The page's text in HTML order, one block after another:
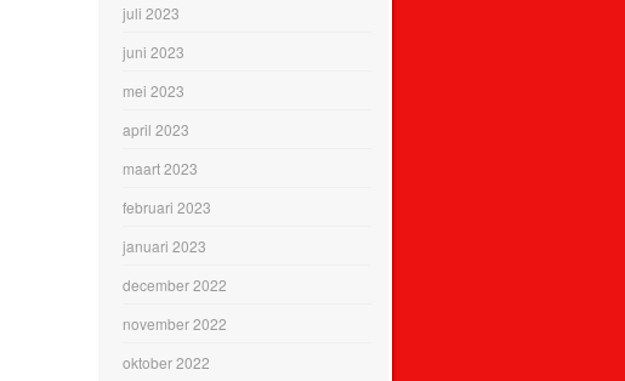
juli 2023
juni 2023
mei 2023
april 2023
maart 2023
februari 2023
januari 2023
december 2022
november 2022
oktober 2022